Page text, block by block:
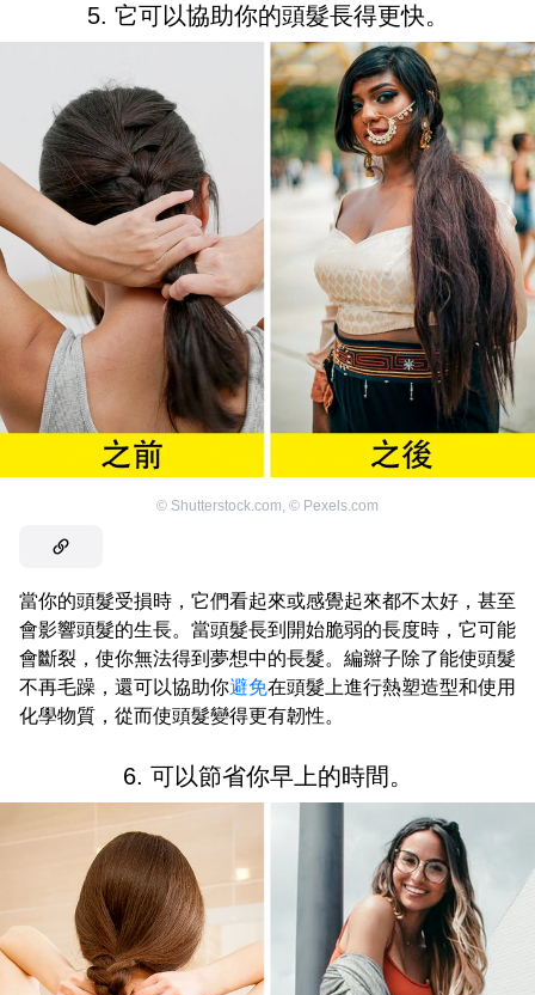
5. 它可以協助你的頭髮長得更快。
© Shutterstock.com, © Pexels.com
當你的頭髮受損時，它們看起來或感覺起來都不太好，甚至
會影響頭髮的生長。當頭髮長到開始脆弱的長度時，它可能
會斷裂，使你無法得到夢想中的長髮。編辮子除了能使頭髮
不再毛躁，還可以協助你避免在頭髮上進行熱塑造型和使用
化學物質，從而使頭髮變得更有韌性。
6. 可以節省你早上的時間。